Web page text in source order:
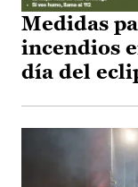
Medidas
incendios
día del